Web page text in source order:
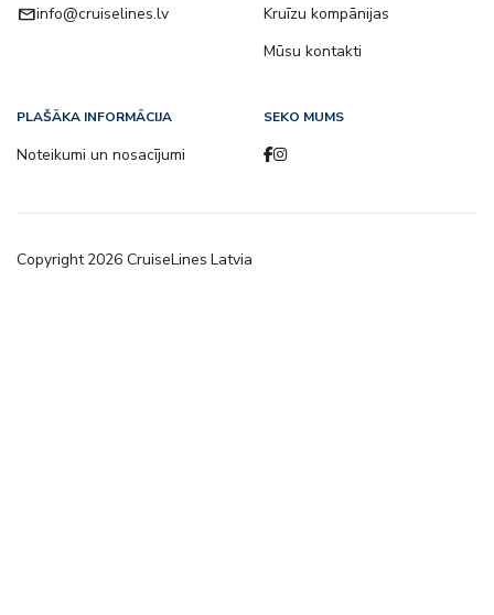
emailinfo@cruiselines.lv
Kruīzu kompānijas
Mūsu kontakti
PLAŠĀKA INFORMĀCIJA
Noteikumi un nosacījumi
SEKO MUMS
Copyright2026 CruiseLines Latvia